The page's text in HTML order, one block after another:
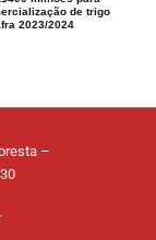
de trigo
2023/2024
–